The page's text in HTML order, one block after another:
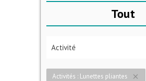
Tout
Activités : Lunettes pliantes close